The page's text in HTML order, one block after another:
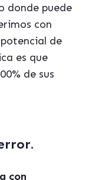
donde puede
con
de
es que
de sus
con